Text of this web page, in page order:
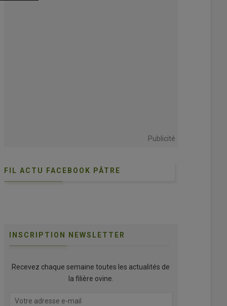
Publicité
FIL ACTU FACEBOOK PÂTRE
INSCRIPTION NEWSLETTER
Recevez chaque semaine toutes les actualités de
la filière ovine.